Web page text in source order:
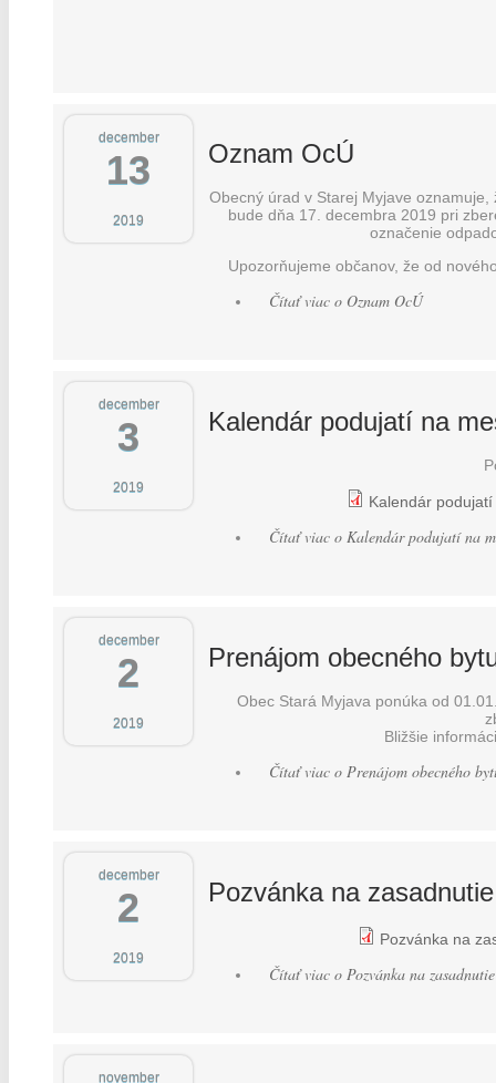
december
13
2019
Oznam OcÚ
Obecný úrad v Starej Myjave
bude dňa 17. decembra 2019 pri
označenie
Upozorňujeme občanov, že od
Čítať viac o Oznam OcÚ
december
3
2019
Kalendár podujatí na
Kalendár
Čítať viac o Kalendár podujatí na
december
2
2019
Prenájom obecného
Obec Stará Myjava ponúka od
Bližšie
Čítať viac o Prenájom obecného
december
2
2019
Pozvánka na
Pozvánka na
Čítať viac o Pozvánka na
november